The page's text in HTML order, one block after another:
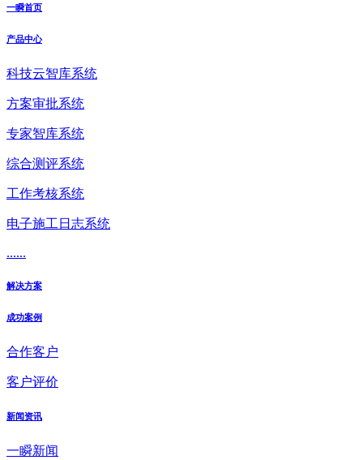
一瞬首页
产品中心
科技云智库系统
方案审批系统
专家智库系统
综合测评系统
工作考核系统
电子施工日志系统
......
解决方案
成功案例
合作客户
客户评价
新闻资讯
一瞬新闻